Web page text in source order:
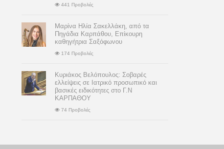
441 Προβολές
Μαρίνα Ηλία Σακελλάκη, από τα
Πηγάδια Καρπάθου, Επίκουρη
καθηγήτρια Σαξόφωνου
174 Προβολές
Κυριάκος Βελόπουλος: Σοβαρές
ελλείψεις σε Ιατρικό προσωπικό και
βασικές ειδικότητες στο Γ.Ν
ΚΑΡΠΑΘΟΥ
74 Προβολές